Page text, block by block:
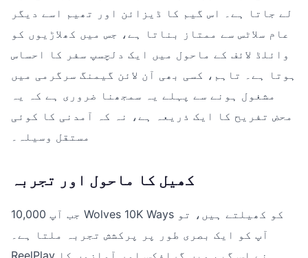
لے جاتا ہے۔ اس گیم کا ڈیزائن اور تھیم اسے دیگر
عام سلاٹس سے ممتاز بناتا ہے، جس میں کھلاڑیوں کو
وائلڈ لائف کے ماحول میں ایک دلچسپ سفر کا احساس
ہوتا ہے۔ تاہم، کسی بھی آن لائن گیمنگ سرگرمی میں
مشغول ہونے سے پہلے یہ سمجھنا ضروری ہے کہ یہ
محض تفریح کا ایک ذریعہ ہے، نہ کہ آمدنی کا کوئی
مستقل وسیلہ۔
کھیل کا ماحول اور تجربہ
جب آپ 10,000 Wolves 10K Ways کو کھیلتے ہیں، تو
آپ کو ایک بصری طور پر پرکشش تجربہ ملتا ہے۔
ReelPlay نے اس گیم میں گرافکس اور آوازوں کا